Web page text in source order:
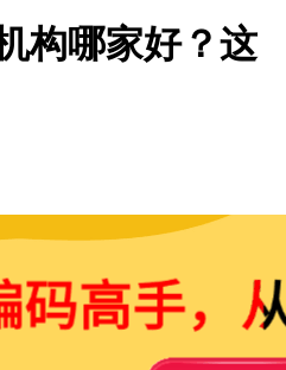
构哪家好？这